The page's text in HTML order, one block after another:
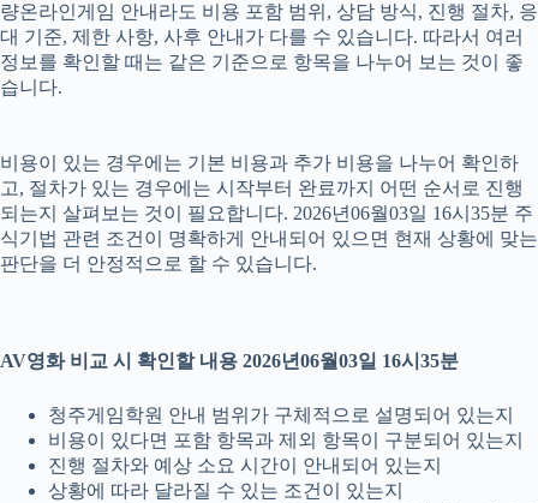
량온라인게임 안내라도 비용 포함 범위, 상담 방식, 진행 절차, 응
대 기준, 제한 사항, 사후 안내가 다를 수 있습니다. 따라서 여러
정보를 확인할 때는 같은 기준으로 항목을 나누어 보는 것이 좋
습니다.
비용이 있는 경우에는 기본 비용과 추가 비용을 나누어 확인하
고, 절차가 있는 경우에는 시작부터 완료까지 어떤 순서로 진행
되는지 살펴보는 것이 필요합니다. 2026년06월03일 16시35분 주
식기법 관련 조건이 명확하게 안내되어 있으면 현재 상황에 맞는
판단을 더 안정적으로 할 수 있습니다.
AV영화 비교 시 확인할 내용 2026년06월03일 16시35분
청주게임학원 안내 범위가 구체적으로 설명되어 있는지
비용이 있다면 포함 항목과 제외 항목이 구분되어 있는지
진행 절차와 예상 소요 시간이 안내되어 있는지
상황에 따라 달라질 수 있는 조건이 있는지